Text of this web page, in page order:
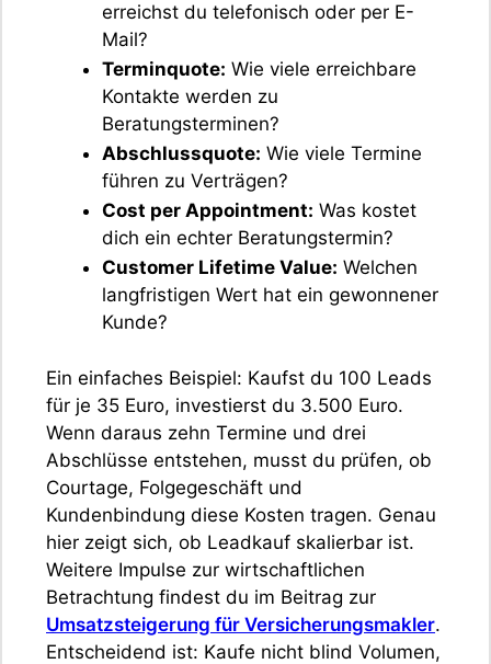
erreichst du telefonisch oder per E-
Mail?
Terminquote: Wie viele erreichbare
Kontakte werden zu
Beratungsterminen?
Abschlussquote: Wie viele Termine
führen zu Verträgen?
Cost per Appointment: Was kostet
dich ein echter Beratungstermin?
Customer Lifetime Value: Welchen
langfristigen Wert hat ein gewonnener
Kunde?
Ein einfaches Beispiel: Kaufst du 100 Leads
für je 35 Euro, investierst du 3.500 Euro.
Wenn daraus zehn Termine und drei
Abschlüsse entstehen, musst du prüfen, ob
Courtage, Folgegeschäft und
Kundenbindung diese Kosten tragen. Genau
hier zeigt sich, ob Leadkauf skalierbar ist.
Weitere Impulse zur wirtschaftlichen
Betrachtung findest du im Beitrag zur
Umsatzsteigerung für Versicherungsmakler.
Entscheidend ist: Kaufe nicht blind Volumen,